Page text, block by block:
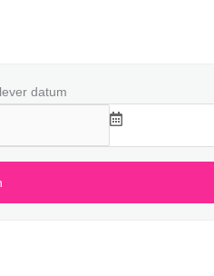
datum